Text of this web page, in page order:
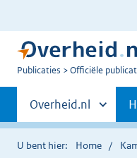
U
Publicaties Officiële
Primaire
navigatie
Andere
sites
binnen
Overheid.nl
U bent hier: Home